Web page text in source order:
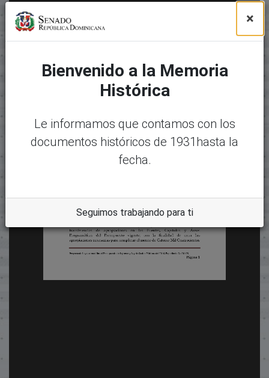
×
Bienvenido a la Memoria
Histórica
Le informamos que contamos con los
documentos históricos de 1931hasta la
fecha.
Seguimos trabajando para ti